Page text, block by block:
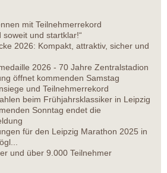
mit Teilnehmerrekord
soweit und startklar!“
2026: Kompakt, attraktiv, sicher und
2026 - 70 Jahre Zentralstadion
öffnet kommenden Samstag
und Teilnehmerrekord
beim Frühjahrsklassiker in Leipzig
Sonntag endet die
für den Leipzig Marathon 2025 in
und über 9.000 Teilnehmer